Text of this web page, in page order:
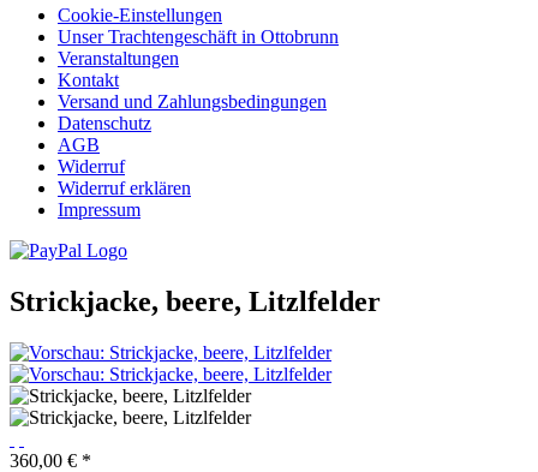
Cookie-Einstellungen
Unser Trachtengeschäft in Ottobrunn
Veranstaltungen
Kontakt
Versand und Zahlungsbedingungen
Datenschutz
AGB
Widerruf
Widerruf erklären
Impressum
Strickjacke, beere, Litzlfelder
360,00 € *